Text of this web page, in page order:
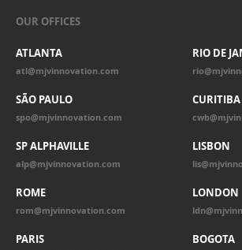
ATLANTA
SÃO PAULO
spo@mjvinnovation.com
CURITIBA
SP ALPHAVILLE LISBON
ROME LONDON
PARIS BOGOTA